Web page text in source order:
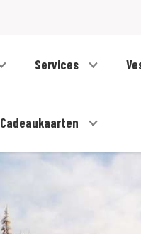
Services
Cadeaukaarten